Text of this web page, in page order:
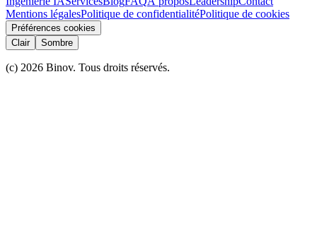
Mentions légalesPolitique de confidentialitéPolitique de cookies
Préférences cookies
Clair
Sombre
(c) 2026 Binov. Tous droits réservés.